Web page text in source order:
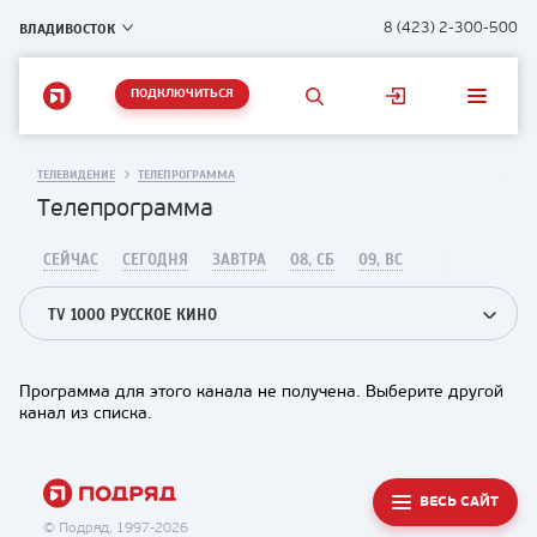
ВЛАДИВОСТОК 8 (423) 2-300-500
ПОДКЛЮЧИТЬСЯ
ТЕЛЕВИДЕНИЕ ТЕЛЕПРОГРАММА
Телепрограмма
СЕЙЧАС СЕГОДНЯ ЗАВТРА 08, СБ 09, ВС
TV 1000 РУССКОЕ КИНО
Программа для этого канала не получена. Выберите другой
канал из списка.
© Подряд, 1997-2026
ВЕСЬ САЙТ